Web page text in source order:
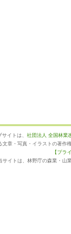
イトは、 社団法人 全国林業
文章・写真・イラストの著作
【プラ
サイトは、林野庁の森業・山